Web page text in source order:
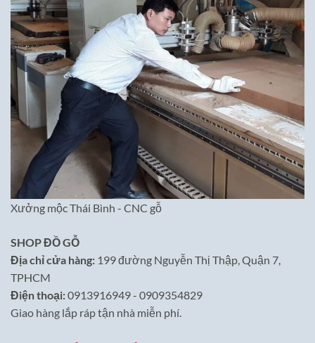
Xưởng mộc Thái Bình - CNC gỗ
SHOP ĐỒ GỖ
Địa chỉ cửa hàng: 199 đường Nguyễn Thị Thập, Quận 7,
TPHCM
Điện thoại:0913916949 - 0909354829
Giao hàng lắp ráp tận nhà miễn phí.